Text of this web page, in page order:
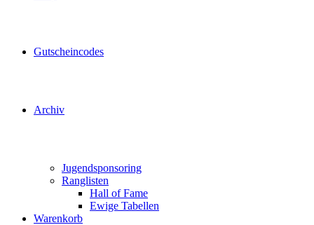
Gutscheincodes
Archiv
Jugendsponsoring
Ranglisten
Hall of Fame
Ewige Tabellen
Warenkorb